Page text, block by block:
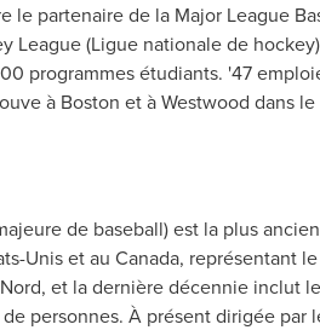
le partenaire de la Major League
League (Ligue nationale de
programmes étudiants. '47
à Boston et àWestwood dans le
de baseball) est la plus
Unis et au Canada, représentant
et la dernière décennie inclut
personnes. À présent dirigée par